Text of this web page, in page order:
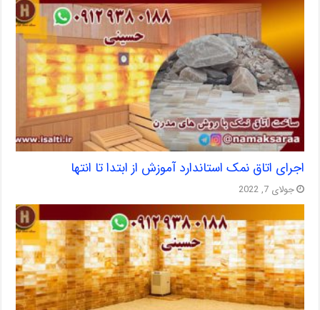
اجرای اتاق نمک استاندارد آموزش از ابتدا تا انتها
جولای 7, 2022